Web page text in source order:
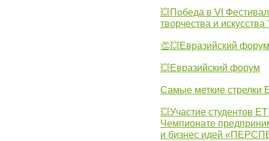
💥Победа в VI
творчества и
👏💥Евразийский форум
💥Евразийский форум
Самые меткие стрелки
💥Участие студентов
Чемпионате
и бизнес идей